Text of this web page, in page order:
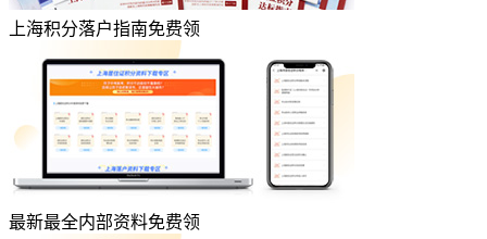
上海积分落户指南免费领
最新最全内部资料免费领